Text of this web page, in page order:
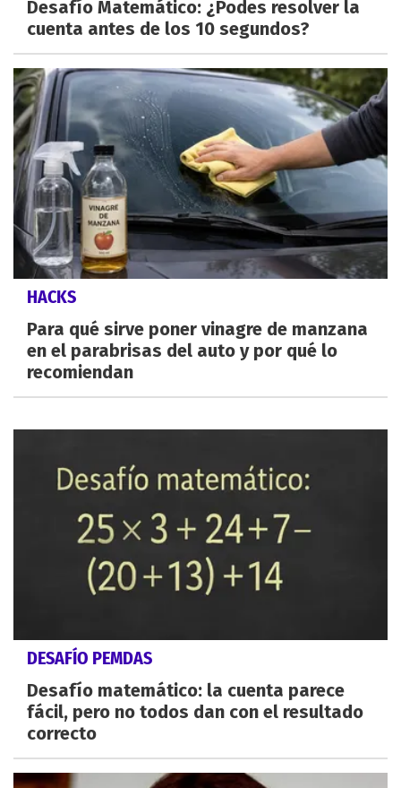
Desafío Matemático: ¿Podes resolver la
cuenta antes de los 10 segundos?
HACKS
Para qué sirve poner vinagre de manzana
en el parabrisas del auto y por qué lo
recomiendan
DESAFÍO PEMDAS
Desafío matemático: la cuenta parece
fácil, pero no todos dan con el resultado
correcto